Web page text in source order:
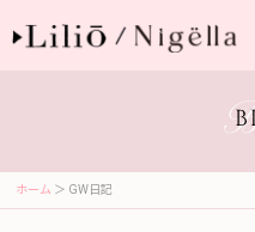
ホーム ＞ GW日記